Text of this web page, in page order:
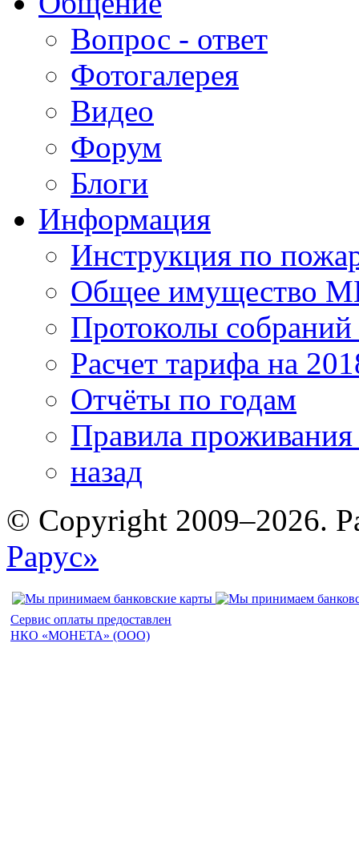
Вопрос - ответ
Фотогалерея
Видео
Форум
Блоги
Информация
Инструкция по
Общее имущество
Протоколы
Расчет тарифа на
Отчёты по годам
Правила
назад
© Copyright 2009–2026.
Рарус»
Сервис оплаты предоставлен
НКО «МОНЕТА» (ООО)